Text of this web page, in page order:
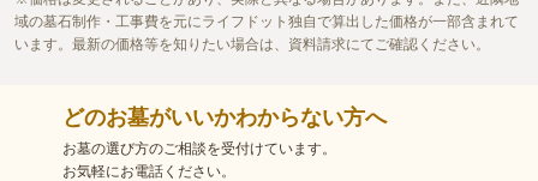
域の墓石制作・工事費を元にライフドット独自で算出した価格が一部含まれて
います。最新の価格等を知りたい場合は、資料請求にてご確認ください。
どのお墓がいいかわからない方へ
お墓の選び方のご相談を受付けています。
お気軽にお電話ください。